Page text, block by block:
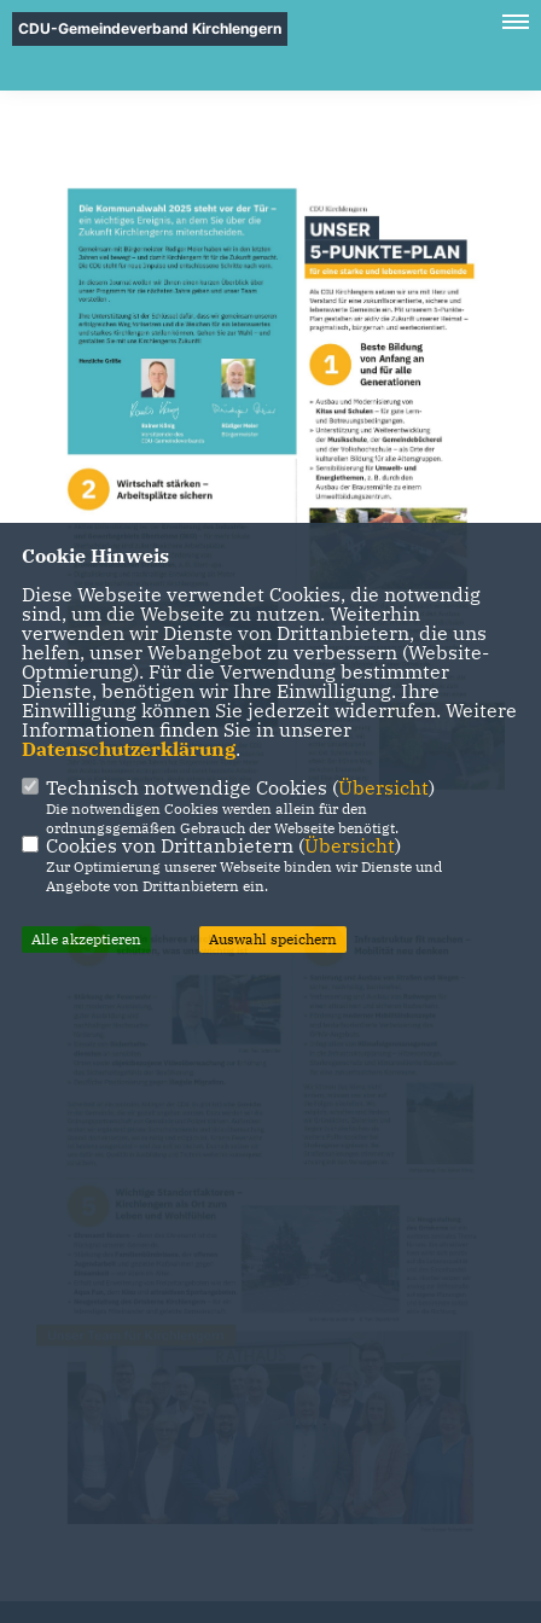
CDU-Gemeindeverband Kirchlengern
Cookie Hinweis
Diese Webseite verwendet Cookies, die notwendig
sind, um die Webseite zu nutzen. Weiterhin
verwenden wir Dienste von Drittanbietern, die uns
helfen, unser Webangebot zu verbessern (Website-
Optmierung). Für die Verwendung bestimmter
Dienste, benötigen wir Ihre Einwilligung. Ihre
Einwilligung können Sie jederzeit widerrufen. Weitere
Informationen finden Sie in unserer
Datenschutzerklärung.
Technisch notwendige Cookies (Übersicht)
Die notwendigen Cookies werden allein für den
ordnungsgemäßen Gebrauch der Webseite benötigt.
Cookies von Drittanbietern (Übersicht)
Zur Optimierung unserer Webseite binden wir Dienste und
Angebote von Drittanbietern ein.
Alle akzeptieren Auswahl speichern